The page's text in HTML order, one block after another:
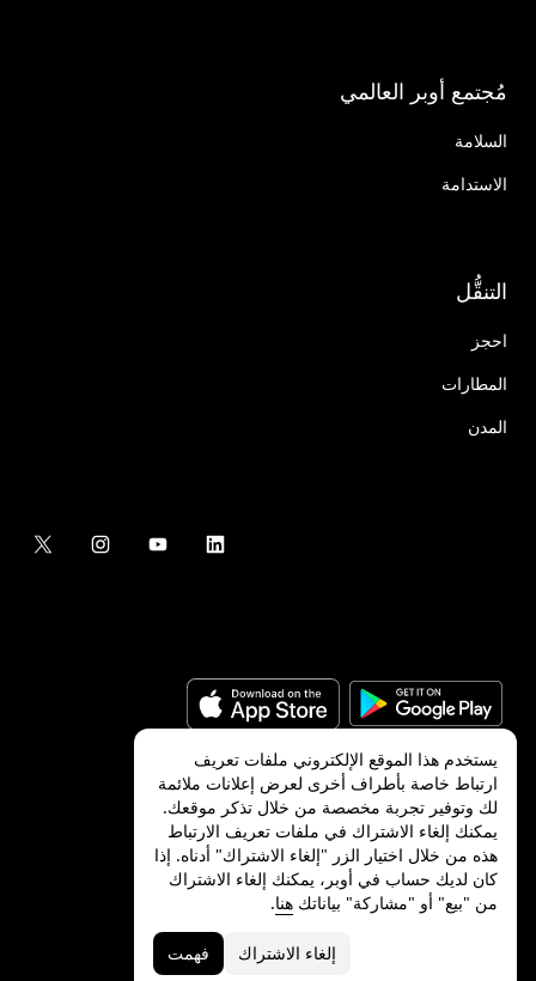
مُجتمع أوبر العالمي
السلامة
الاستدامة
التنقُّل
احجز
المطارات
المدن
©
2026شركة Uber Technologies, Inc.‎
ميزات ذوي الاحتياجات الخاصةالشروط
يستخدم هذا الموقع الإلكتروني ملفات تعريف
ارتباط خاصة بأطراف أخرى لعرض إعلانات ملائمة
لك وتوفير تجربة مخصصة من خلال تذكر موقعك.
يمكنك إلغاء الاشتراك في ملفات تعريف الارتباط
هذه من خلال اختيار الزر "إلغاء الاشتراك" أدناه. إذا
كان لديك حساب في أوبر، يمكنك إلغاء الاشتراك
من "بيع" أو "مشاركة" بياناتك هنا.
إلغاء الاشتراك فهمت